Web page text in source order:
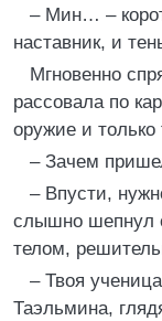
– Мин… –
наставник, и
Мгновенно
рассовала по
оружие и только
– Зачем
– Впусти,
слышно шепнул
телом,
– Твоя
Таэльмина,